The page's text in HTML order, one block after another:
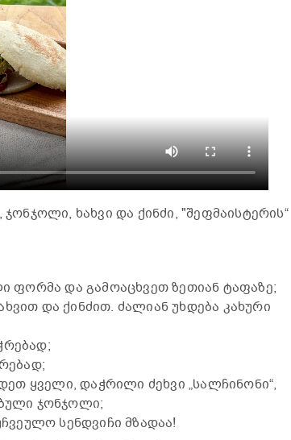
ხახვი და ქინძი, "შეფმაისტერის“
ფორმა და გამოაცხვეთ ზეთიან ტაფაზე;
და ქინძით. ძალიან უხდება კახური
ყველი, დაჭრილი ძეხვი „სალჩინონი“,
ჯონჯოლი;
სენდვიჩი მზადაა!